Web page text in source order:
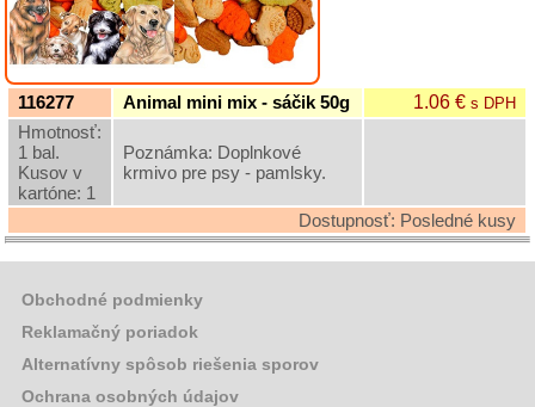
mačky
Krmivá
pre
hlodavce,
vtáky,
ryby
a
iné
Krmivá
hydinu,
zajace
hospodárske
zvieratá
Chovateľské
potreby
116277 Animal mini mix - sáčik 50g 1.06 €s DPH
Hmotnosť:
1 bal.
Kusov v
kartóne: 1
Poznámka: Doplnkové
krmivo pre psy - pamlsky.
Dostupnosť: Posledné kusy
Obchodné podmienky
Reklamačný poriadok
Alternatívny spôsob riešenia sporov
Ochrana osobných údajov